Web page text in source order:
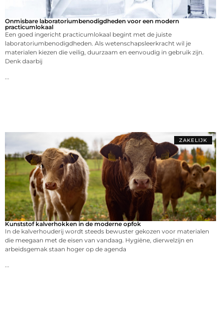
Onmisbare laboratoriumbenodigdheden voor een modern
practicumlokaal
Een goed ingericht practicumlokaal begint met de juiste
laboratoriumbenodigdheden. Als wetenschapsleerkracht wil je
materialen kiezen die veilig, duurzaam en eenvoudig in gebruik zijn.
Denk daarbij
...
ZAKELIJK
Kunststof kalverhokken in de moderne opfok
In de kalverhouderij wordt steeds bewuster gekozen voor materialen
die meegaan met de eisen van vandaag. Hygiëne, dierwelzijn en
arbeidsgemak staan hoger op de agenda
...